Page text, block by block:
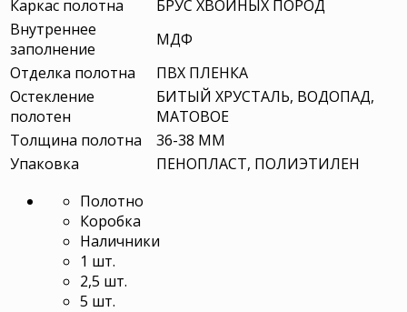
Каркас полотна
БРУС ХВОЙНЫХ ПОРОД
Внутреннее
заполнение
МДФ
Отделка полотна
ПВХ ПЛЕНКА
Остекление
полотен
БИТЫЙ ХРУСТАЛЬ, ВОДОПАД,
МАТОВОЕ
Толщина полотна
36-38 ММ
Упаковка
ПЕНОПЛАСТ, ПОЛИЭТИЛЕН
Полотно
Коробка
Наличники
1 шт.
2,5 шт.
5 шт.